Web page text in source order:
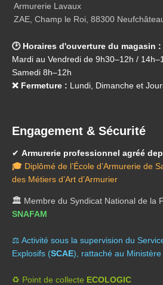
Armurerie Lavaux
ZAE, Champ le Roi, 88300
🕑 Horaires d'ouverture du magasin :
Mardi au Vendredi de 9h30–12h /
Samedi 8h–12h
❌ Fermeture : Lundi, Dimanche et
Engagement & Sécurité
✔ Armurerie professionnel agréé
🎓 Diplômé de l’École d’Armurerie de
des Métiers d’Art d’Armurier
🏛️ Membre du Syndicat National de la
SNAFAM
⚖️ Activité sous la supervision du
Explosifs (SCAE), rattaché au Ministère
♻️ Point de collecte ECOLOGIC